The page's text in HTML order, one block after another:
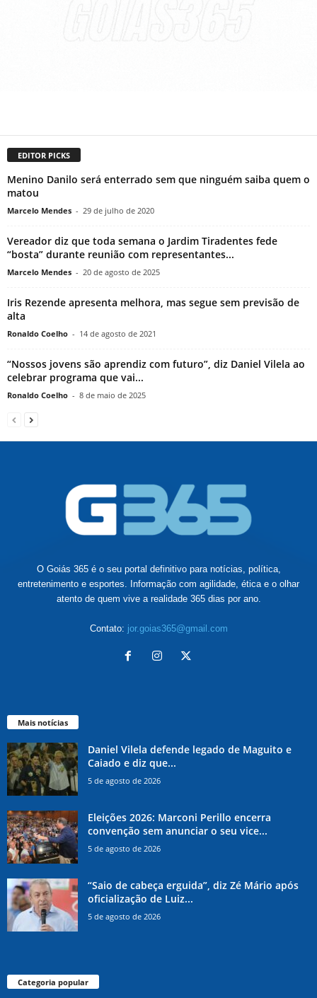
EDITOR PICKS
Menino Danilo será enterrado sem que ninguém saiba quem o
matou
Marcelo Mendes - 29 de julho de 2020
Vereador diz que toda semana o Jardim Tiradentes fede
“bosta” durante reunião com representantes...
Marcelo Mendes - 20 de agosto de 2025
Iris Rezende apresenta melhora, mas segue sem previsão de
alta
Ronaldo Coelho - 14 de agosto de 2021
“Nossos jovens são aprendiz com futuro”, diz Daniel Vilela ao
celebrar programa que vai...
Ronaldo Coelho - 8 de maio de 2025
O Goiás 365 é o seu portal definitivo para notícias, política,
entretenimento e esportes. Informação com agilidade, ética e o olhar
atento de quem vive a realidade 365 dias por ano.
Contato: jor.goias365@gmail.com
Mais notícias
Daniel Vilela defende legado de Maguito e
Caiado e diz que...
5 de agosto de 2026
Eleições 2026: Marconi Perillo encerra
convenção sem anunciar o seu vice...
5 de agosto de 2026
“Saio de cabeça erguida”, diz Zé Mário após
oficialização de Luiz...
5 de agosto de 2026
Categoria popular